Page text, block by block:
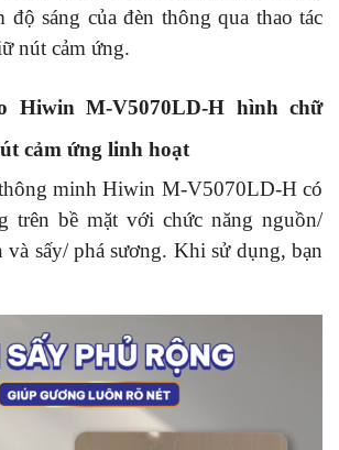
độ sáng của đèn thông qua thao tác
nút cảm ứng.
Hiwin M-V5070LD-H hình chữ
cảm ứng linh hoạt
minh Hiwin M-V5070LD-H có
trên bề mặt với chức năng nguồn/
và sấy/ phá sương. Khi sử dụng, bạn